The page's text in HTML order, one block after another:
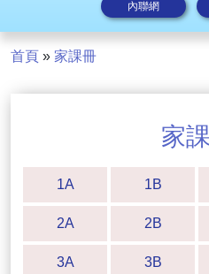
內聯網
首頁 » 家課冊
家
1A 1B
2A 2B
3A 3B